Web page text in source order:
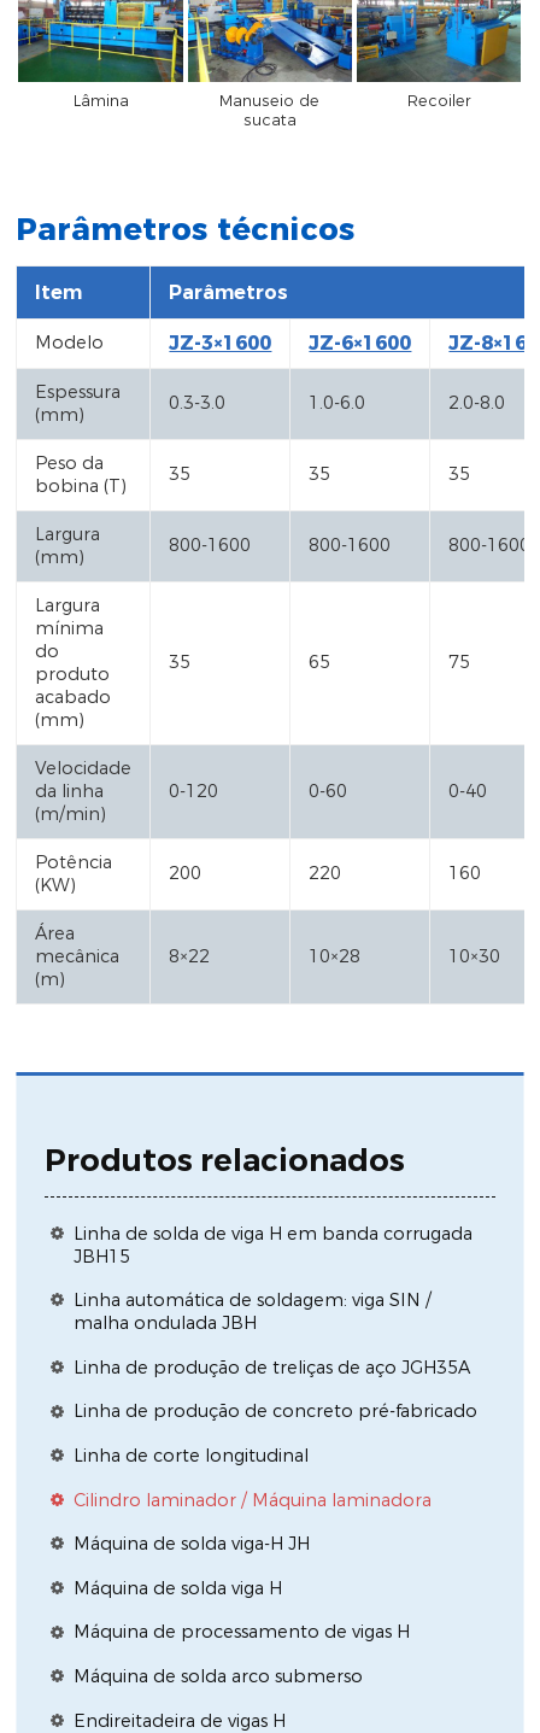
Lâmina
Manuseio de
sucata
Recoiler
Parâmetros técnicos
Item Parâmetros
Modelo JZ-3×1600 JZ-6×1600 JZ-
Espessura
(mm)
0.3-3.0 1.0-6.0 2.0-8.0
Peso da
bobina (T)
35 35 35
Largura
(mm)
800-1600 800-1600 800-1600
Largura
mínima
do
produto
acabado
(mm)
35 65 75
Velocidade
da linha
(m/min)
0-120 0-60 0-40
Potência
(KW)
200 220 160
Área
mecânica
(m)
8×22 10×28 10×30
Produtos relacionados
Linha de solda de viga H em banda corrugada
JBH15
Linha automática de soldagem: viga SIN /
malha ondulada JBH
Linha de produção de treliças de aço JGH35A
Linha de produção de concreto pré-fabricado
Linha de corte longitudinal
Cilindro laminador / Máquina laminadora
Máquina de solda viga-H JH
Máquina de solda viga H
Máquina de processamento de vigas H
Máquina de solda arco submerso
Endireitadeira de vigas H